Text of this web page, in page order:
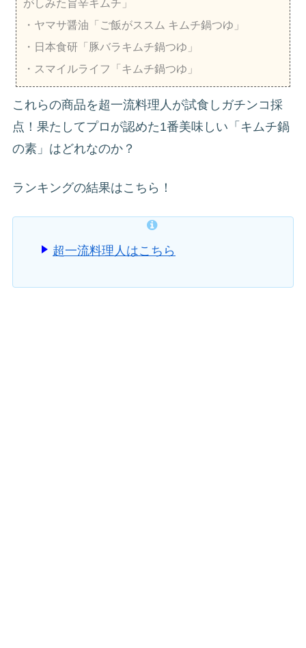
がしみた旨辛キムチ」
・ヤマサ醤油「ご飯がススム キムチ鍋つゆ」
・日本食研「豚バラキムチ鍋つゆ」
・スマイルライフ「キムチ鍋つゆ」
これらの商品を超一流料理人が試食しガチンコ採
点！果たしてプロが認めた1番美味しい「キムチ鍋
の素」はどれなのか？
ランキングの結果はこちら！
超一流料理人はこちら